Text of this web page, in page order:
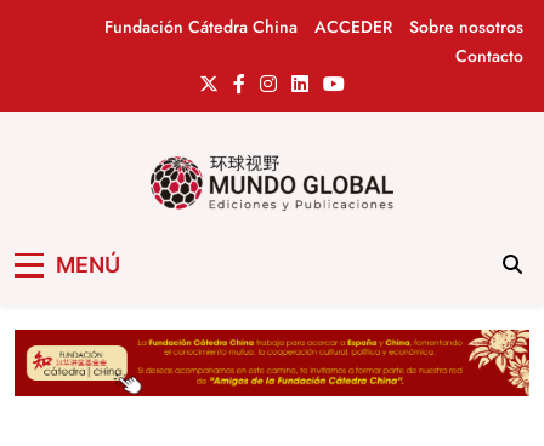
Fundación Cátedra China ACCEDER
Sobre nosotros
Contacto
MENÚ